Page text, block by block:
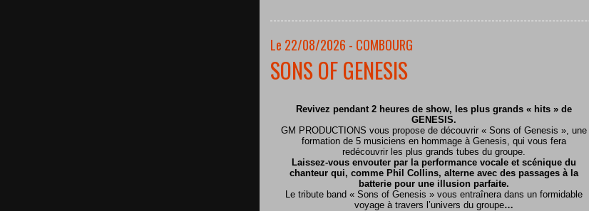
Le 22/08/2026 - COMBOURG
SONS OF GENESIS
Revivez pendant 2 heures de show, les plus grands « hits » de
GENESIS.
GM PRODUCTIONS vous propose de découvrir « Sons of Genesis », une
formation de 5 musiciens en hommage à Genesis, qui vous fera
redécouvrir les plus grands tubes du groupe.
Laissez-vous envouter par la performance vocale et scénique du
chanteur qui, comme Phil Collins, alterne avec des passages à la
batterie pour une illusion parfaite.
Le tribute band « Sons of Genesis » vous entraînera dans un formidable
voyage à travers l’univers du groupe…